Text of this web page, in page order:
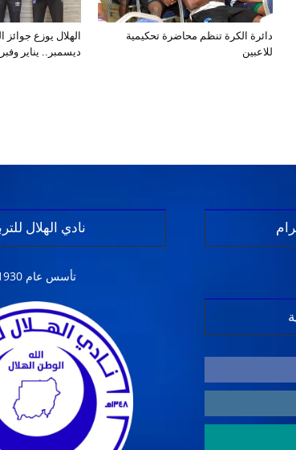
الهلال يوزع
ديسمبر.. يناير
دائرة الكرة تنظم محاضرة تحكيمية
للاعبين
نادي الهلال
تأسس عام 1930